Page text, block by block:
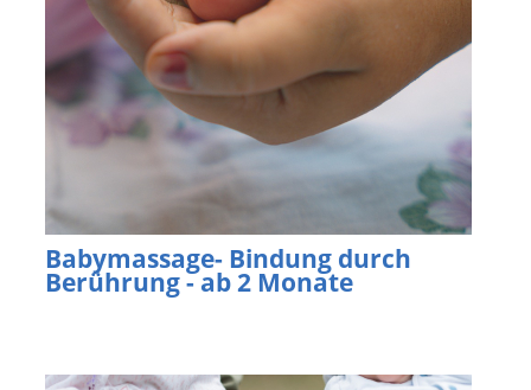
Babymassage- Bindung durch
Berührung - ab 2 Monate